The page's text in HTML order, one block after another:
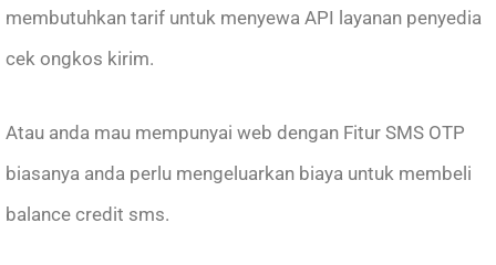
membutuhkan tarif untuk menyewa API layanan penyedia
cek ongkos kirim.
Atau anda mau mempunyai web dengan Fitur SMS OTP
biasanya anda perlu mengeluarkan biaya untuk membeli
balance credit sms.